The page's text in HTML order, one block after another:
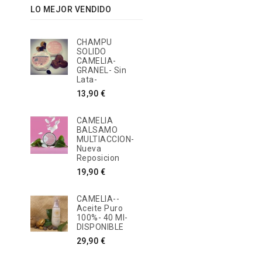
LO MEJOR VENDIDO
CHAMPU
SOLIDO
CAMELIA-
GRANEL- Sin
Lata-
Precio
13,90 €
CAMELIA
BALSAMO
MULTIACCION-
Nueva
Reposicion
Precio
19,90 €
CAMELIA--
Aceite Puro
100%- 40 Ml-
DISPONIBLE
Precio
29,90 €